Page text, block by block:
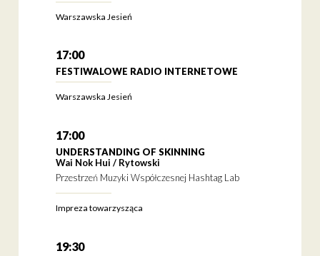
Warszawska Jesień
17:00
FESTIWALOWE RADIO INTERNETOWE
Warszawska Jesień
17:00
UNDERSTANDING OF SKINNING
Wai Nok Hui / Rytowski
Przestrzeń Muzyki Współczesnej Hashtag Lab
Impreza towarzysząca
19:30